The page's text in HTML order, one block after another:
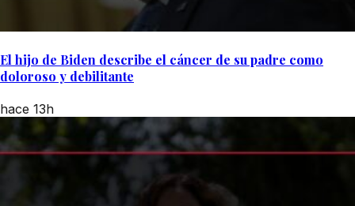
El hijo de Biden describe el cáncer de su padre como
doloroso y debilitante
hace 13h